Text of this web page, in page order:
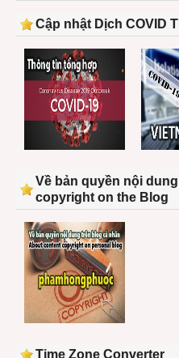
Cập nhật Dịch COVID
Về bản quyền nội
copyright on the Blog
Time Zone Converter